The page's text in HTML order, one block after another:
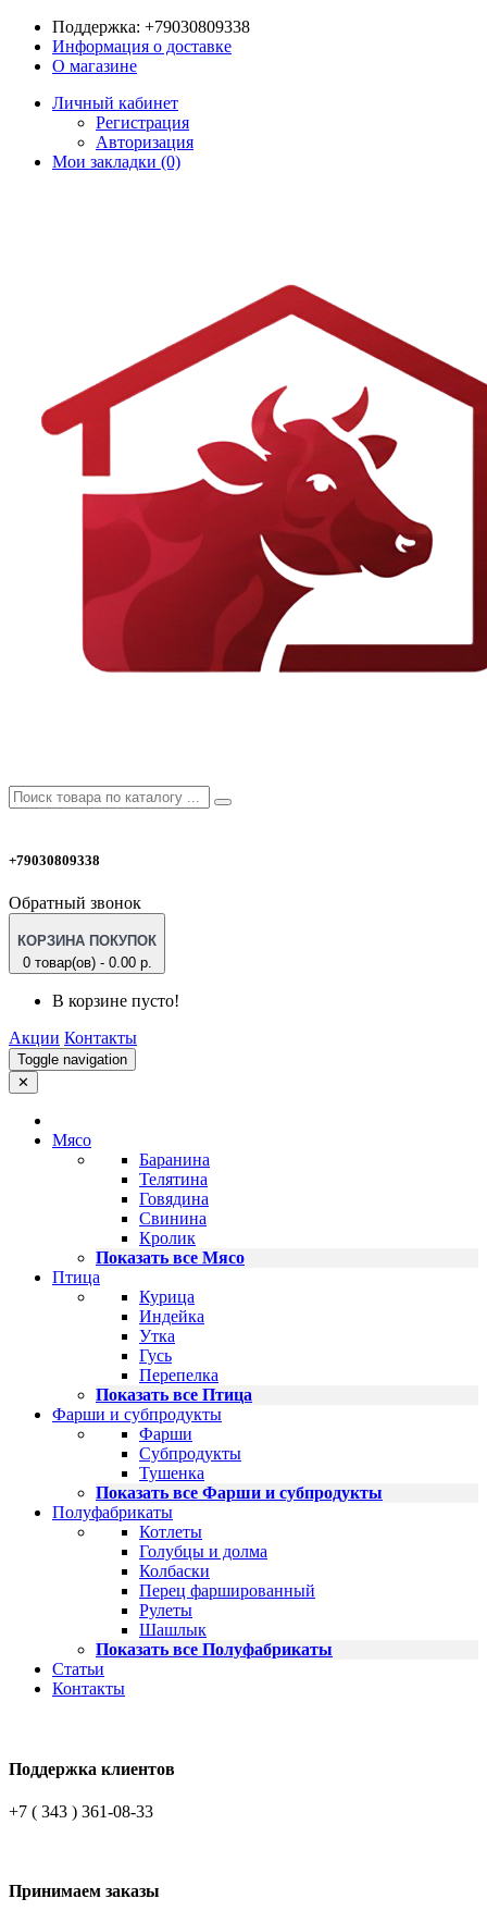
Поддержка: +79030809338
Информация о доставке
О магазине
Личный кабинет
Регистрация
Авторизация
Мои закладки (0)
+79030809338
Обратный звонок
КОРЗИНА ПОКУПОК
0 товар(ов) - 0.00 р.
В корзине пусто!
Акции Контакты
Toggle navigation
✕
Мясо
Баранина
Телятина
Говядина
Свинина
Кролик
Показать все Мясо
Птица
Курица
Индейка
Утка
Гусь
Перепелка
Показать все Птица
Фарши и субпродукты
Фарши
Субпродукты
Тушенка
Показать все Фарши и субпродукты
Полуфабрикаты
Котлеты
Голубцы и долма
Колбаски
Перец фаршированный
Рулеты
Шашлык
Показать все Полуфабрикаты
Статьи
Контакты
Поддержка клиентов
+7 ( 343 ) 361-08-33
Принимаем заказы